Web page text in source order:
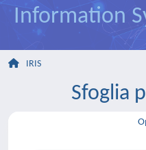
Information
IRIS
Sfoglia